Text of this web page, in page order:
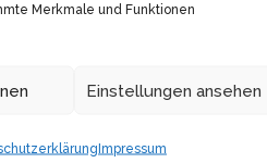
Merkmale und Funktionen
Einstellungen ansehen
Impressum
Lamm, Schwein, Gans und
er eine ausgezeichnete
Kartoffeln,